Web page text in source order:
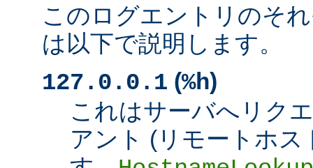
このログエントリのそ
は以下で説明します。
127.0.0.1 (%h)
これはサーバへリク
アント (リモートホ